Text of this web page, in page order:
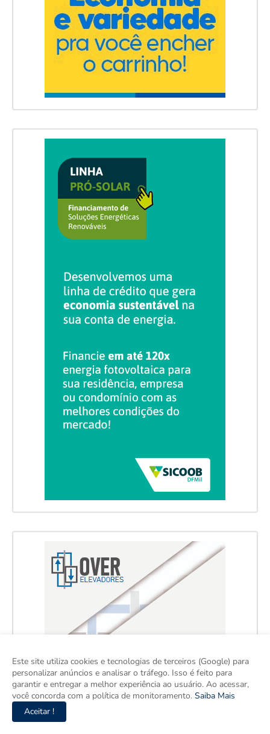
Este site utiliza cookies e tecnologias de terceiros (Google) para
personalizar anúncios e analisar o tráfego. Isso é feito para
garantir e entregar a melhor experiência ao usuário. Ao acessar,
você concorda com a política de monitoramento. Saiba Mais
Aceitar !